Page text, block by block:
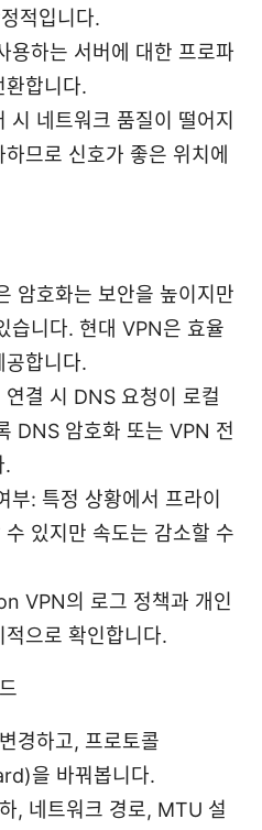
적입니다.
용하는 서버에 대한 프로파
환합니다.
시 네트워크 품질이 떨어지
므로 신호가 좋은 위치에
암호화는 보안을 높이지만
습니다. 현대 VPN은 효율
공합니다.
결 시 DNS 요청이 로컬
DNS 암호화 또는 VPN 전
.
부: 특정 상황에서 프라이
있지만 속도는 감소할 수
VPN의 로그 정책과 개인
으로 확인합니다.
경하고, 프로토콜
을 바꿔봅니다.
, 네트워크 경로, MTU 설